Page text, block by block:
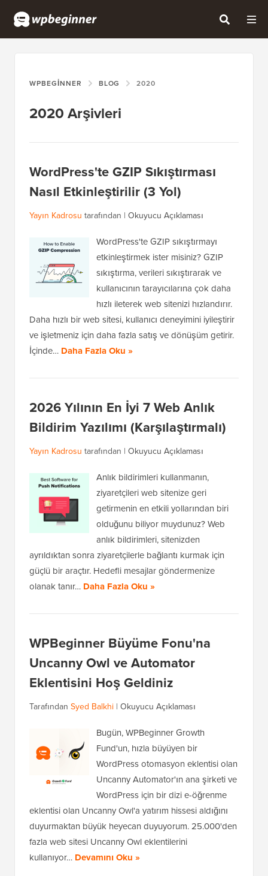
WPBEGINNER BLOG 2020
2020 Arşivleri
WordPress'te GZIP Sıkıştırması
Nasıl Etkinleştirilir (3 Yol)
Yayın Kadrosu tarafından | Okuyucu Açıklaması
WordPress'te GZIP sıkıştırmayı
etkinleştirmek ister misiniz? GZIP
sıkıştırma, verileri sıkıştırarak ve
kullanıcının tarayıcılarına çok daha
hızlı ileterek web sitenizi hızlandırır.
Daha hızlı bir web sitesi, kullanıcı deneyimini iyileştirir
ve işletmeniz için daha fazla satış ve dönüşüm getirir.
İçinde… Daha Fazla Oku »
2026 Yılının En İyi 7 Web Anlık
Bildirim Yazılımı (Karşılaştırmalı)
Yayın Kadrosu tarafından | Okuyucu Açıklaması
Anlık bildirimleri kullanmanın,
ziyaretçileri web sitenize geri
getirmenin en etkili yollarından biri
olduğunu biliyor muydunuz? Web
anlık bildirimleri, sitenizden
ayrıldıktan sonra ziyaretçilerle bağlantı kurmak için
güçlü bir araçtır. Hedefli mesajlar göndermenize
olanak tanır… Daha Fazla Oku »
WPBeginner Büyüme Fonu'na
Uncanny Owl ve Automator
Eklentisini Hoş Geldiniz
Tarafından Syed Balkhi | Okuyucu Açıklaması
Bugün, WPBeginner Growth
Fund'un, hızla büyüyen bir
WordPress otomasyon eklentisi olan
Uncanny Automator'ın ana şirketi ve
WordPress için bir dizi e-öğrenme
eklentisi olan Uncanny Owl'a yatırım hissesi aldığını
duyurmaktan büyük heyecan duyuyorum. 25.000'den
fazla web sitesi Uncanny Owl eklentilerini
kullanıyor… Devamını Oku »